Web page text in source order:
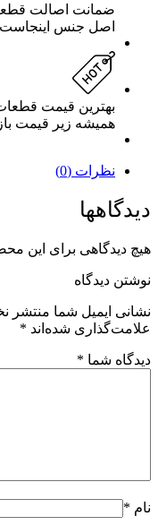
ضمانت اصالت
اصل جنس
بهترین قیمت
همیشه زیر قیمت
نظرات (0)
دیدگاهها
هیچ دیدگاهی برای این
نوشتن دیدگاه
نشانی ایمیل شما منتشر
علامت‌گذاری شده‌اند *
دیدگاه شما *
نام *